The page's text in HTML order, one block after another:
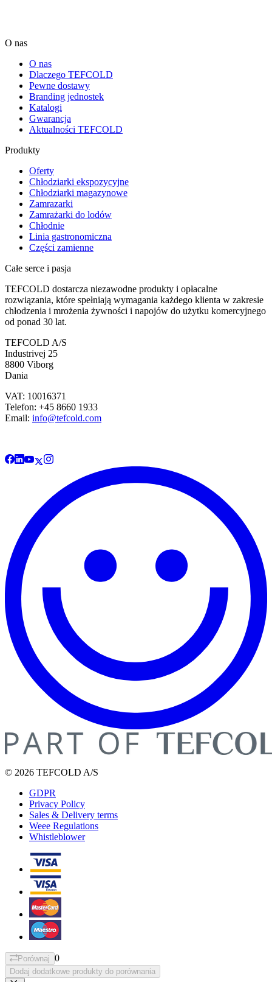
O nas
O nas
Dlaczego TEFCOLD
Pewne dostawy
Branding jednostek
Katalogi
Gwarancja
Aktualności TEFCOLD
Produkty
Oferty
Chłodziarki ekspozycyjne
Chłodziarki magazynowe
Zamrazarki
Zamrażarki do lodów
Chłodnie
Linia gastronomiczna
Części zamienne
Całe serce i pasja
TEFCOLD dostarcza niezawodne produkty i opłacalne
rozwiązania, które spełniają wymagania każdego klienta w zakresie
chłodzenia i mrożenia żywności i napojów do użytku komercyjnego
od ponad 30 lat.
TEFCOLD A/S
Industrivej 25
8800 Viborg
Dania
VAT: 10016371
Telefon: +45 8660 1933
Email: info@tefcold.com
© 2026 TEFCOLD A/S
GDPR
Privacy Policy
Sales & Delivery terms
Weee Regulations
Whistleblower
Porównaj 0
Dodaj dodatkowe produkty do porównania